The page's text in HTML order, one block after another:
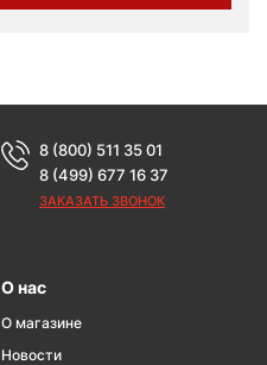
8 (800) 511 35 01
8 (499) 677 16 37
ЗАКАЗАТЬ ЗВОНОК
О нас
О магазине
Новости